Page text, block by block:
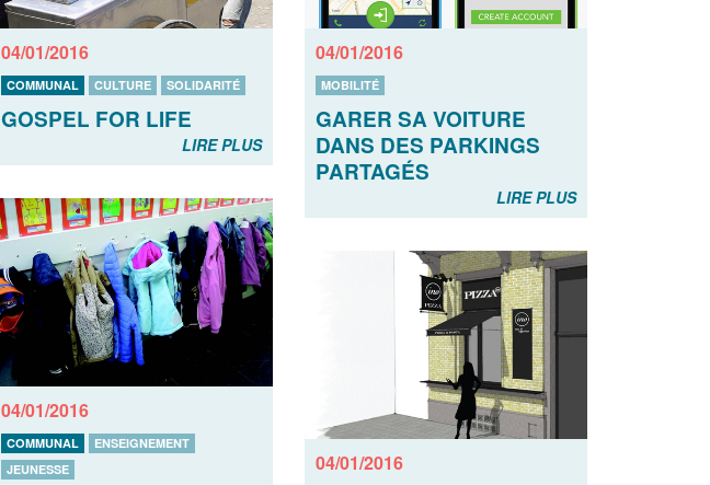
04/01/2016
COMMUNAL CULTURE SOLIDARITÉ
GOSPEL FOR LIFE
LIRE PLUS
04/01/2016
MOBILITÉ
GARER SA VOITURE
DANS DES PARKINGS
PARTAGÉS
LIRE PLUS
04/01/2016
COMMUNAL
ENSEIGNEMENT
JEUNESSE
04/01/2016